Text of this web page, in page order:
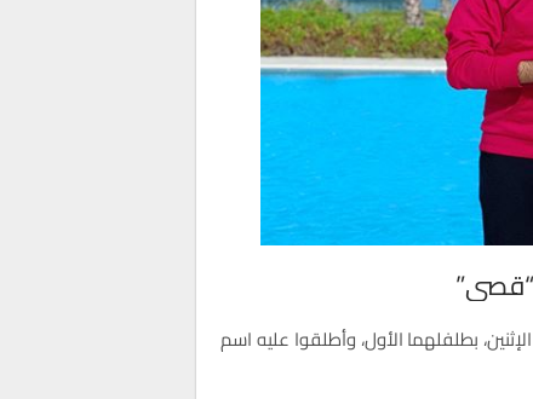
“قصي”
بطلفلهما الأول، وأطلقوا عليه اسم